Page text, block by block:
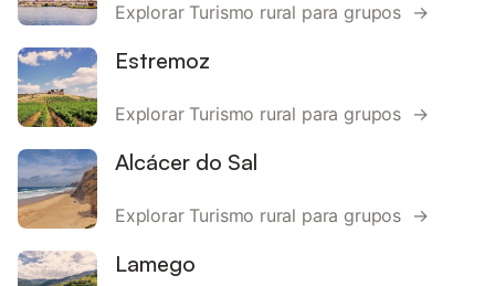
Explorar Turismo rural para grupos →
Estremoz
Explorar Turismo rural para grupos →
Alcácer do Sal
Explorar Turismo rural para grupos →
Lamego